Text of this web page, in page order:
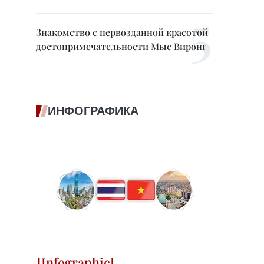
Знакомство с первозданной красотой
достопримечательности Мыс Виронг
ИНФОГРАФИКА